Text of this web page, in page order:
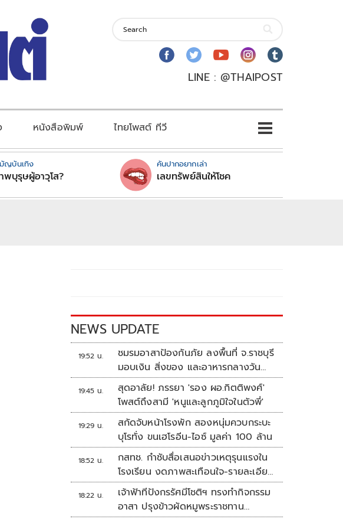
LINE : @THAIPOST
หนังสือพิมพ์ ไทยโพสต์ ทีวี
ญบันเทิง
พบุรุษผู้อาวุโส?
คันปากอยากเล่า
เลขทรัพย์สินให้โชค
NEWS UPDATE
19:52 น.
ชมรมอาสาป้องกันภัย ลงพื้นที่ จ.ราชบุรี
มอบเงิน สิ่งของ และอาหารกลางวัน
แก่โรงเรียนบ้านหนองน้ำใส
19:45 น.
สุดอาลัย! ภรรยา 'รอง ผอ.กิตติพงศ์'
โพสต์ถึงสามี 'หนูและลูกภูมิใจในตัวพี่'
19:29 น.
สกัดจับหน้าโรงพัก สองหนุ่มควบกระบะ
บุโรทั่ง ขนเฮโรอีน-ไอซ์ มูลค่า 100 ล้าน
18:52 น.
กสทช. กำชับสื่อเสนอข่าวเหตุรุนแรงใน
โรงเรียน งดภาพสะเทือนใจ-รายละเอียด
เสี่ยงเลียนแบบ
18:22 น.
เจ้าฟ้าทีปังกรรัศมีโชติฯ ทรงทำกิจกรรม
อาสา ปรุงข้าวผัดหมูพระราชทาน
ประชาชน